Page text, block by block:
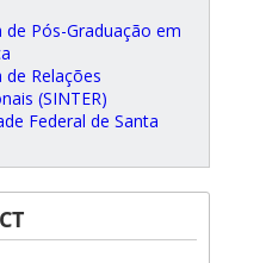
de Pós-Graduação em
de Relações
(SINTER)
Federal de Santa